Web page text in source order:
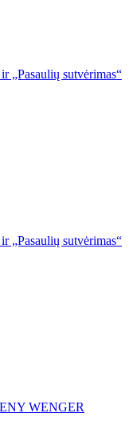
„Pasaulių sutvėrimas“
„Pasaulių sutvėrimas“
WENGER